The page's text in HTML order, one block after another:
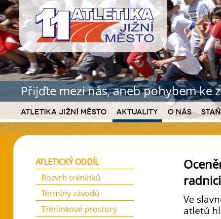
Přijďte mezi nás, aneb pohybem ke
Atletika Jižní Město Aktuality O nás
radnici
Ve
atletů
ATLETICKÝ ODDÍL
Rozvrh tréninků
Termíny závodů
Tréninkové prostory